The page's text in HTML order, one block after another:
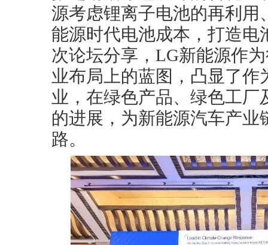
源考虑锂离子电池的再利
能源时代电池成本，打造
次论坛分享，LG新能源作
业布局上的蓝图，凸显了作
业，在绿色产品、绿色工
的进展，为新能源汽车产
路。